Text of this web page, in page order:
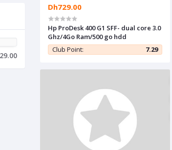
Dh729.00
Hp ProDesk 400 G1 SFF- dual core 3.0
Ghz/4Go Ram/500 go hdd
Club Point:
7.29